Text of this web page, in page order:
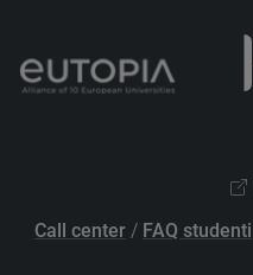
Call center / FAQ studenti